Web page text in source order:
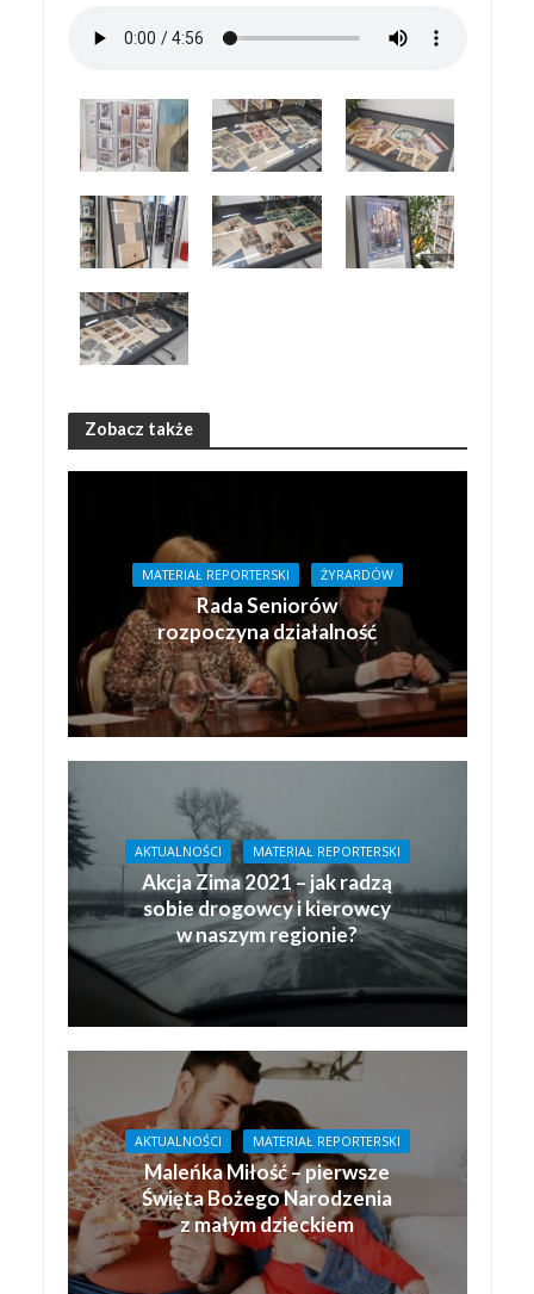
Zobacz także
MATERIAŁ REPORTERSKI ŻYRARDÓW
Rada Seniorów
rozpoczyna działalność
AKTUALNOŚCI MATERIAŁ REPORTERSKI
Akcja Zima 2021 – jak radzą
sobie drogowcy i kierowcy
w naszym regionie?
AKTUALNOŚCI MATERIAŁ REPORTERSKI
Maleńka Miłość – pierwsze
Święta Bożego Narodzenia
z małym dzieckiem